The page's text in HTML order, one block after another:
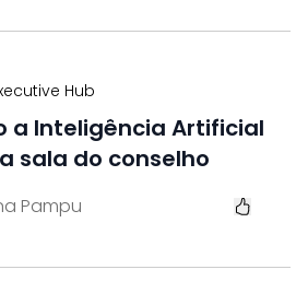
Hub
a Inteligência Artificial
sala do conselho
Pampu